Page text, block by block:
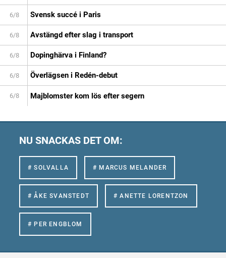
6/8 Svensk succé i Paris
6/8 Avstängd efter slag i transport
6/8 Dopinghärva i Finland?
6/8 Överlägsen i Redén-debut
6/8 Majblomster kom lös efter segern
NU SNACKAS DET OM:
# SOLVALLA # MARCUS MELANDER
# ÅKE SVANSTEDT # ANETTE LORENTZON
# PER ENGBLOM